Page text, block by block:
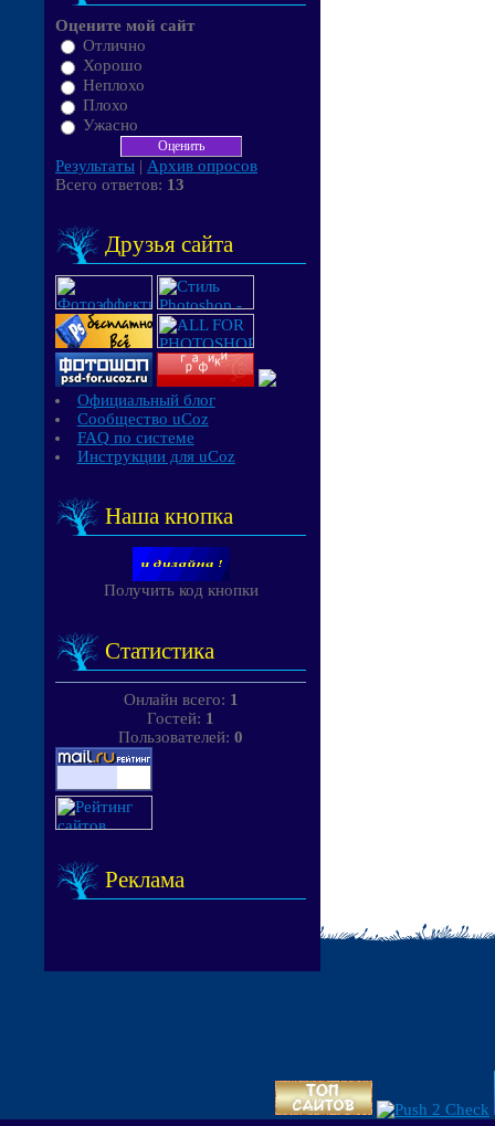
Оцените мой сайт
Отлично
Хорошо
Неплохо
Плохо
Ужасно
Результаты | Архив опросов
Всего ответов: 13
Друзья сайта
Официальный блог
Сообщество uCoz
FAQ по системе
Инструкции для uCoz
Наша кнопка
Получить код кнопки
Статистика
Онлайн всего: 1
Гостей: 1
Пользователей: 0
Реклама